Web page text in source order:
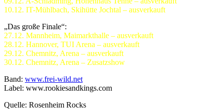
10.12. IT-Mühlbach, Skihütte Jochtal – ausverkauft
„Das große Finale“:
27.12. Mannheim, Maimarkthalle – ausverkauft
28.12. Hannover, TUI Arena – ausverkauft
29.12. Chemnitz, Arena – ausverkauft
30.12. Chemnitz, Arena – Zusatzshow
Band: www.frei-wild.net
Label: www.rookiesandkings.com
Quelle: Rosenheim Rocks